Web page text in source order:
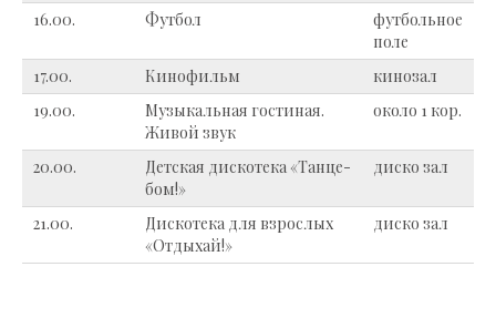
16.00.
Футбол
футбольное
поле
17.00.
Кинофильм
кинозал
19.00.
Музыкальная гостиная.
Живой звук
около 1 кор.
20.00.
Детская дискотека «Танце-
бом!»
диско зал
21.00.
Дискотека для взрослых
«Отдыхай!»
диско зал